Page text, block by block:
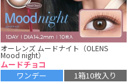
オーレンズ ムードナイト（OLENS
Mood night）
ムードチョコ
ワンデー
1箱10枚入り